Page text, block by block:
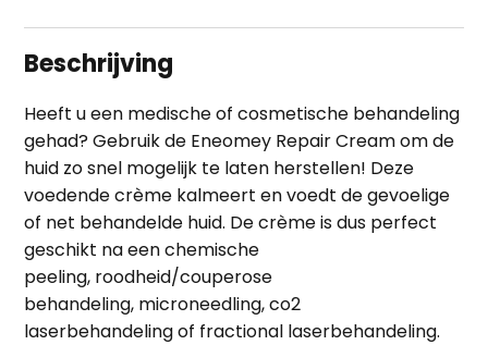
Beschrijving
Heeft u een medische of cosmetische behandeling
gehad? Gebruik de Eneomey Repair Cream om de
huid zo snel mogelijk te laten herstellen! Deze
voedende crème kalmeert en voedt de gevoelige
of net behandelde huid. De crème is dus perfect
geschikt naeen chemische
peeling, roodheid/couperose
behandeling, microneedling,co2
laserbehandelingof fractional laserbehandeling.